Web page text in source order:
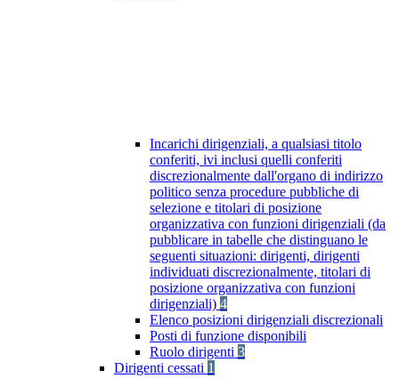
Incarichi dirigenziali, a qualsiasi titolo
conferiti, ivi inclusi quelli conferiti
discrezionalmente dall'organo di indirizzo
politico senza procedure pubbliche di
selezione e titolari di posizione
organizzativa con funzioni dirigenziali (da
pubblicare in tabelle che distinguano le
seguenti situazioni: dirigenti, dirigenti
individuati discrezionalmente, titolari di
posizione organizzativa con funzioni
dirigenziali) 4
Elenco posizioni dirigenziali discrezionali
Posti di funzione disponibili
Ruolo dirigenti 3
Dirigenti cessati 1